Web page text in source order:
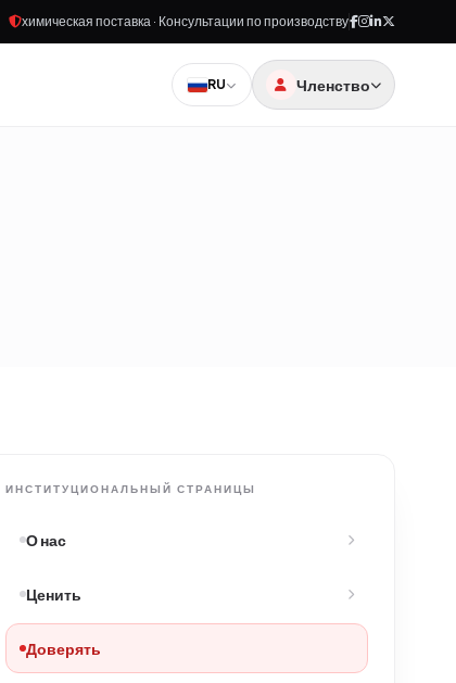
химическая поставка · Консультации по производству
RU Членство
ИНСТИТУЦИОНАЛЬНЫЙ СТРАНИЦЫ
О нас
Ценить
Доверять